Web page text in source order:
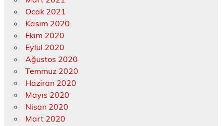
Ocak 2021
Kasım 2020
Ekim 2020
Eylül 2020
Ağustos 2020
Temmuz 2020
Haziran 2020
Mayıs 2020
Nisan 2020
Mart 2020